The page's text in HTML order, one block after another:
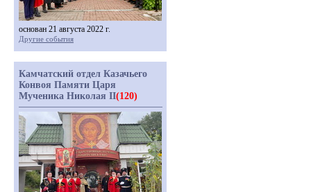
основан 21 августа 2022 г.
Другие события
Камчатский отдел Казачьего
Конвоя Памяти Царя
Мученика Николая II(120)